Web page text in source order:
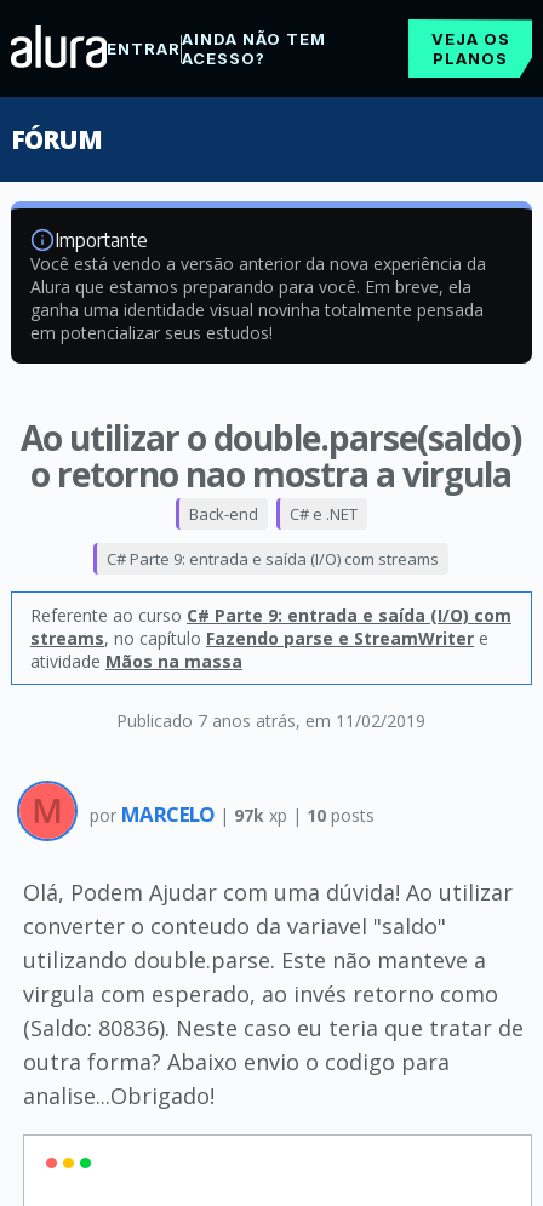
ENTRARAINDA NÃO TEM
ACESSO?
VEJA OS
PLANOS
FÓRUM
Importante
Você está vendo a versão anterior da nova experiência da
Alura que estamos preparando para você. Em breve, ela
ganha uma identidade visual novinha totalmente pensada
em potencializar seus estudos!
Ao utilizar o double.parse(saldo)
o retorno nao mostra a virgula
Publicado 7 anos atrás, em 11/02/2019
Back-end C# e .NET
C# Parte 9: entrada e saída (I/O) com streams
Referente ao curso C# Parte 9: entrada e saída (I/O) com
streams, no capítulo Fazendo parse e StreamWritere
atividade Mãos na massa
por MARCELO | 97k xp | 10 posts
Olá, Podem Ajudar com uma dúvida! Ao utilizar
converter o conteudo da variavel "saldo"
utilizando double.parse. Este não manteve a
virgula com esperado, ao invés retorno como
(Saldo: 80836). Neste caso eu teria que tratar de
outra forma? Abaixo envio o codigo para
analise...Obrigado!